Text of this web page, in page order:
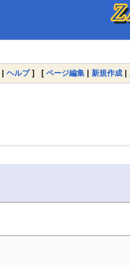
| ヘルプ] [ ページ編集 | 新規作成 |